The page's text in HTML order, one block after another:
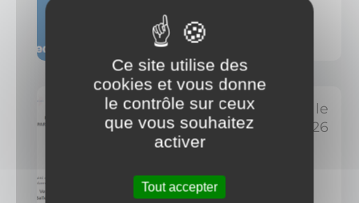
Cliquer su le lien : enedis-
elagage.pdf ...
posté le
03/06/2026
PARTICIPATION
CITOYENNE
Ce site utilise des
cookies et vous donne
le contrôle sur ceux
que vous souhaitez
activer
Tout accepter